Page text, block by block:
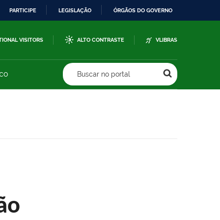
PARTICIPE LEGISLAÇÃO ÓRGÃOS DO GOVERNO
VISITORS ALTO CONTRASTE VLIBRAS
Buscar no portal